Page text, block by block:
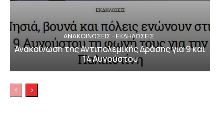
ΑΝΑΚΟΙΝΩΣΕΙΣ - ΕΚΔΗΛΩΣΕΙΣ
Ανακοίνωση της Αντιπολεμικής Δράσης για 9 και
14 Αυγούστου